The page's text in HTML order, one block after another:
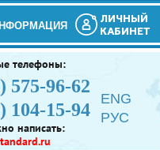
ЛИЧНЫЙ
КАБИНЕТ
телефоны:
575-96-62
104-15-94
написать:
ENG
РУС